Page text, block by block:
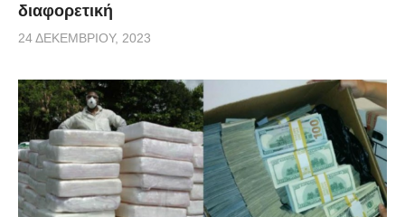
διαφορετική
24 ΔΕΚΕΜΒΡΊΟΥ, 2023